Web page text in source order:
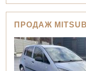
ПРОДАЖ